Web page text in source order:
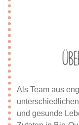
Als Team aus
und gesunde